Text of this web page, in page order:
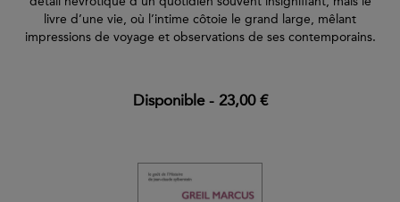
livre d’une vie, où l’intime côtoie le grand large, mêlant
impressions de voyage et observations de ses contemporains.
Disponible- 23,00 €